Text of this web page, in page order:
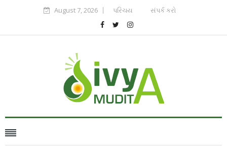
August 7, 2026 પરિચય સંપર્ક કરો